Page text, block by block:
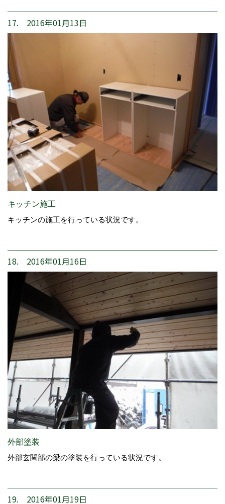
17. 2016年01月13日
キッチン施工
キッチンの施工を行っている状況です。
18. 2016年01月16日
外部塗装
外部玄関部の梁の塗装を行っている状況です。
19. 2016年01月19日